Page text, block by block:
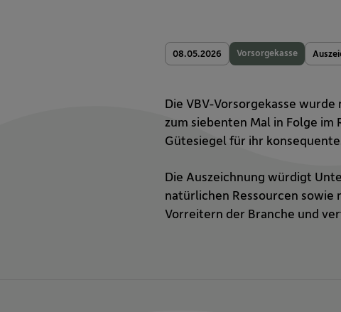
08.05.2026 Vorsorgekasse
Die VBV-Vorsorgekasse
zum siebenten Mal in Folge
Gütesiegel für ihr
Die Auszeichnung würdigt
natürlichen Ressourcen sowie
Vorreitern der Branche und